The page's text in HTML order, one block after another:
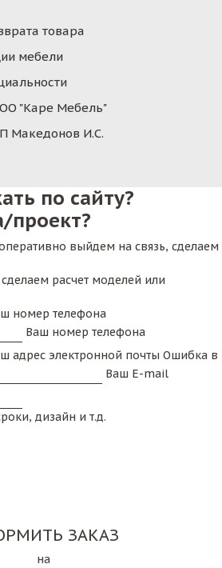
товара
мебели
"Каре Мебель"
Македонов И.С.
по сайту?
проект?
выйдем на связь, сделаем
расчет моделей или
номер телефона
Ваш номер телефона
адрес электронной почты Ошибка в
Ваш E-mail
дизайн и т.д.
ЗАКАЗ
на